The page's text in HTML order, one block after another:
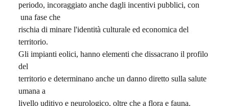
periodo, incoraggiato anche dagli incentivi pubblici, con
una fase che
rischia di minare l'identità culturale ed economica del
territorio.
Gli impianti eolici, hanno elementi che dissacrano il profilo
del
territorio e determinano anche un danno diretto sulla salute
umana a
livello uditivo e neurologico, oltre che a flora e fauna.